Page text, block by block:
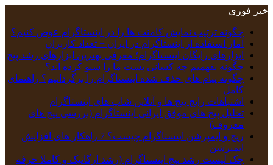
خبر فوری
چگونه ترتیب نمایش کامنت‌ ها را در اینستاگرام عوض کنیم؟
آمار استفاده از اینستاگرام در ایران + تعداد کاربران
ابزارهای رایگان اینستاگرام؛ معرفی بهترین ابزارهای رشد پیج
چگونه بفهمیم چه کسانی پست ما را سیو کرده اند؟
چگونه پیام‌ های حذف‌ شده اینستاگرام را برگردانیم؟ راهنمای
کامل
اشتباهات رایج پیج ها و آنلاین شاپ های اینستاگرام
تحلیل پیج‌ های موفق ایرانی اینستاگرام (بررسی پیج های
معروف)
ریچ و ایمپرشن اینستاگرام چیست؟ 7 راهکار های افزایش
ایمپرشن
چک‌ لیست رشد پیج اینستاگرام (رشد ارگانیک و کاملا حرفه